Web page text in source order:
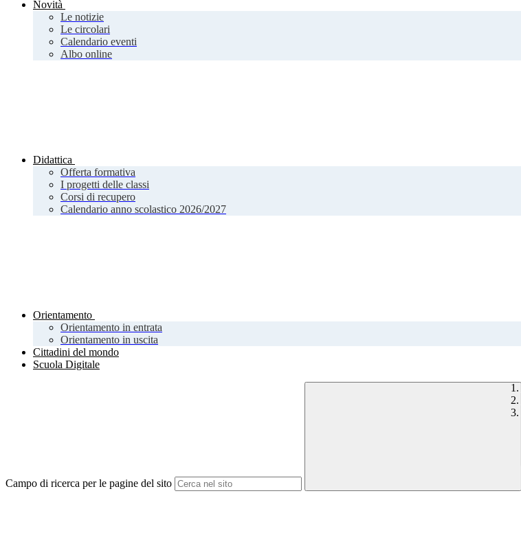
Novità
Le notizie
Le circolari
Calendario eventi
Albo online
Didattica
Offerta formativa
I progetti delle classi
Corsi di recupero
Calendario anno scolastico 2026/2027
Orientamento
Orientamento in entrata
Orientamento in uscita
Cittadini del mondo
Scuola Digitale
Campo di ricerca per le pagine del sito